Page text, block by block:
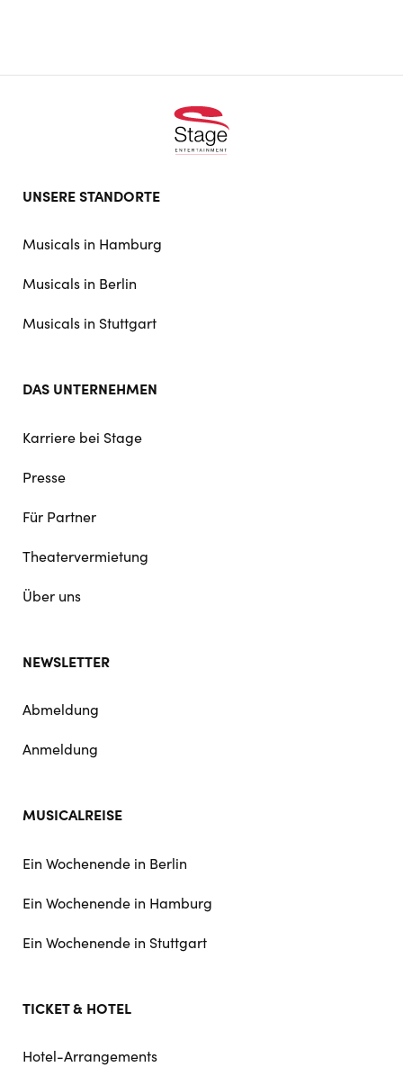
doormat
UNSERE STANDORTE
Musicals in Hamburg
Musicals in Berlin
Musicals in Stuttgart
DAS UNTERNEHMEN
Karriere bei Stage
Presse
Für Partner
Theatervermietung
Über uns
NEWSLETTER
Abmeldung
Anmeldung
MUSICALREISE
Ein Wochenende in Berlin
Ein Wochenende in Hamburg
Ein Wochenende in Stuttgart
TICKET & HOTEL
Hotel-Arrangements